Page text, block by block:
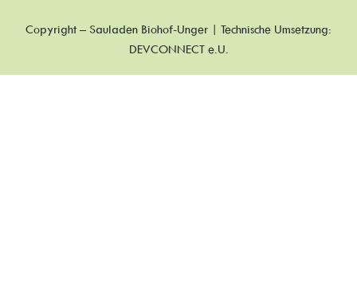
Copyright – Sauladen Biohof-Unger | Technische Umsetzung:
DEVCONNECT e.U.